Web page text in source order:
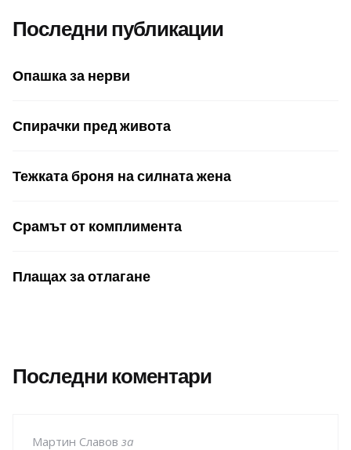
Последни публикации
Опашка за нерви
Спирачки пред живота
Тежката броня на силната жена
Срамът от комплимента
Плащах за отлагане
Последни коментари
Мартин Славов за